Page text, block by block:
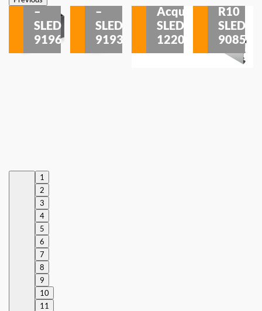
–
SLED
9196
–
SLED
9193
Acqua
SLED
1220
R10
SLED
9085
1
2
3
4
5
6
7
8
9
10
11